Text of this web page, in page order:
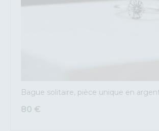
Bague solitaire, pièce unique en
80 €